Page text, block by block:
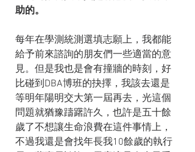
助的。
每年在學測統測選填志願上，我都能
給予前來諮詢的朋友們一些適當的意
見。但是我也是會有撞牆的時刻，好
比碰到DBA博班的抉擇，我該去還是
等明年陽明交大第一屆再去，光這個
問題就猶豫躊躇許久，也許是五十餘
歲了不想讓生命浪費在這件事情上，
不過我還是會找年長我10餘歲的執行